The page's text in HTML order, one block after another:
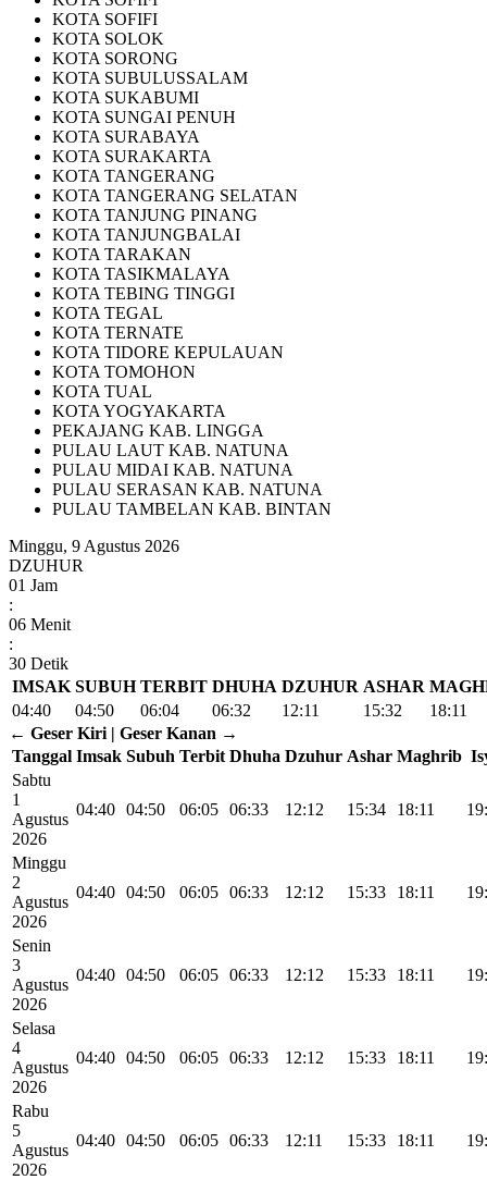
KOTA SOFIFI
KOTA SOLOK
KOTA SORONG
KOTA SUBULUSSALAM
KOTA SUKABUMI
KOTA SUNGAI PENUH
KOTA SURABAYA
KOTA SURAKARTA
KOTA TANGERANG
KOTA TANGERANG SELATAN
KOTA TANJUNG PINANG
KOTA TANJUNGBALAI
KOTA TARAKAN
KOTA TASIKMALAYA
KOTA TEBING TINGGI
KOTA TEGAL
KOTA TERNATE
KOTA TIDORE KEPULAUAN
KOTA TOMOHON
KOTA TUAL
KOTA YOGYAKARTA
PEKAJANG KAB. LINGGA
PULAU LAUT KAB. NATUNA
PULAU MIDAI KAB. NATUNA
PULAU SERASAN KAB. NATUNA
PULAU TAMBELAN KAB. BINTAN
Minggu, 9 Agustus 2026
DZUHUR
01 Jam
:
06 Menit
:
29 Detik
IMSAK SUBUH TERBIT DHUHA DZUHUR ASHAR
04:40
04:50 06:04 06:32 12:11 15:32
18:11
← Geser Kiri | Geser Kanan →
Tanggal Imsak Subuh Terbit Dhuha Dzuhur Ashar Maghrib
Sabtu
1
Agustus
2026
04:40 04:50 06:05 06:33 12:12 15:34 18:11
Minggu
2
Agustus
2026
04:40 04:50 06:05 06:33 12:12 15:33 18:11
Senin
3
Agustus
2026
04:40 04:50 06:05 06:33 12:12 15:33 18:11
Selasa
4
Agustus
2026
04:40 04:50 06:05 06:33 12:12 15:33 18:11
Rabu
5
Agustus
2026
04:40 04:50 06:05 06:33 12:11 15:33 18:11